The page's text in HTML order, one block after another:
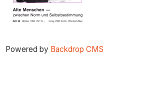
Powered by Backdrop CMS